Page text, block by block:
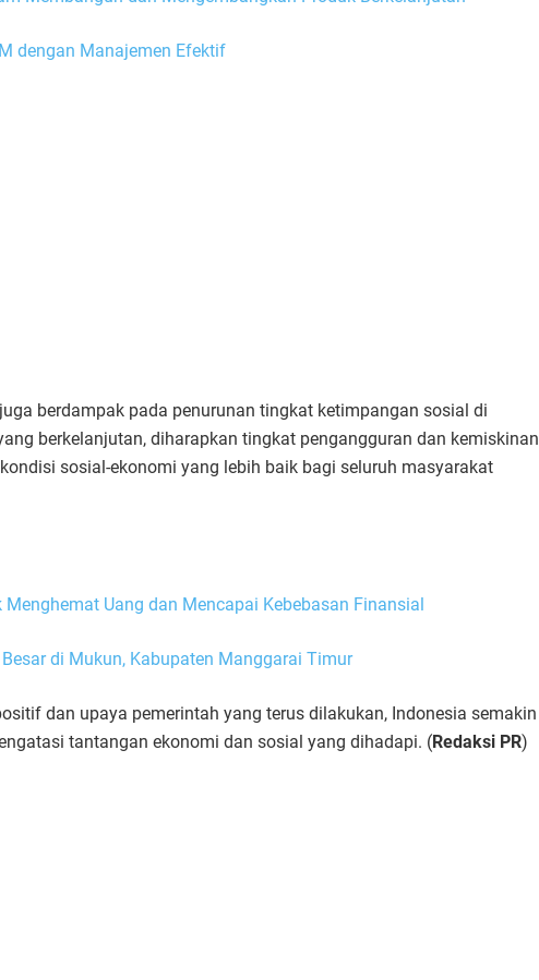
dengan Manajemen Efektif
berdampak pada penurunan tingkat ketimpangan sosial di
berkelanjutan, diharapkan tingkat pengangguran dan kemiskinan
sosial-ekonomi yang lebih baik bagi seluruh masyarakat
Uang dan Mencapai Kebebasan Finansial
di Mukun, Kabupaten Manggarai Timur
dan upaya pemerintah yang terus dilakukan, Indonesia semakin
tantangan ekonomi dan sosial yang dihadapi. (Redaksi PR)